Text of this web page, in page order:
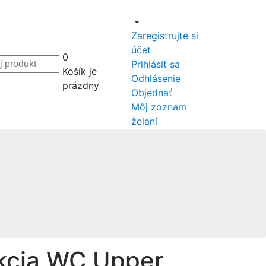
0
Košík je
prázdny
Zaregistrujte si
účet
Prihlásiť sa
Odhlásenie
Objednať
Môj zoznam
želaní